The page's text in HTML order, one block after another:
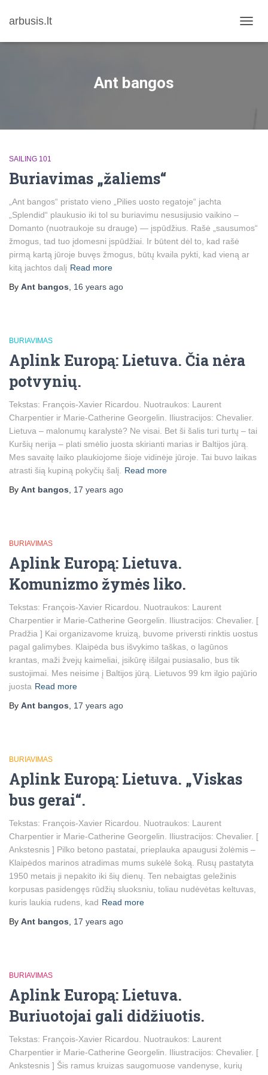
arbusis.lt
Ant bangos
SAILING 101
Buriavimas „žaliems“
„Ant bangos“ pristato vieno „Pilies uosto regatoje“ jachta
„Splendid“ plaukusio iki tol su buriavimu nesusijusio vaikino –
Domanto (nuotraukoje su drauge) — įspūdžius. Rašė „sausumos“
žmogus, tad tuo įdomesni įspūdžiai. Ir būtent dėl to, kad rašė
pirmą kartą jūroje buvęs žmogus, būtų kvaila pykti, kad vieną ar
kitą jachtos dalį Read more
By Ant bangos 16 years ago
BURIAVIMAS
Aplink Europą: Lietuva. Čia nėra
potvynių.
Tekstas: François-Xavier Ricardou. Nuotraukos: Laurent
Charpentier ir Marie-Catherine Georgelin. Iliustracijos: Chevalier.
Lietuva – malonumų karalystė? Ne visai. Bet ši šalis turi turtų – tai
Kuršių nerija – plati smėlio juosta skirianti marias ir Baltijos jūrą.
Mes savaitę laiko plaukiojome šioje vidinėje jūroje. Tai buvo laikas
atrasti šią kupiną pokyčių šalį.
Read more
By Ant bangos 17 years ago
BURIAVIMAS
Aplink Europą: Lietuva.
Komunizmo žymės liko.
Tekstas: François-Xavier Ricardou. Nuotraukos: Laurent
Charpentier ir Marie-Catherine Georgelin. Iliustracijos: Chevalier. [
Pradžia ] Kai organizavome kruizą, buvome priversti rinktis uostus
pagal galimybes. Klaipėda bus išvykimo taškas, o lagūnos
krantas, maži žvejų kaimeliai, įsikūrę išilgai pusiasalio, bus tik
sustojimai. Mes neisime į Baltijos jūrą. Lietuvos 99 km ilgio pajūrio
juosta Read more
By Ant bangos 17 years ago
BURIAVIMAS
Aplink Europą: Lietuva. „Viskas
bus gerai“.
Tekstas: François-Xavier Ricardou. Nuotraukos: Laurent
Charpentier ir Marie-Catherine Georgelin. Iliustracijos: Chevalier. [
Ankstesnis ] Pilko betono pastatai, prieplauka apaugusi žolėmis –
Klaipėdos marinos atradimas mums sukėlė šoką. Rusų pastatyta
1950 metais ji nepakito iki šių dienų. Ten nebaigtas geležinis
korpusas pasidengęs rūdžių sluoksniu, toliau nudėvėtas keltuvas,
kuris laukia rudens, kad Read more
By Ant bangos 17 years ago
BURIAVIMAS
Aplink Europą: Lietuva.
Buriuotojai gali didžiuotis.
Tekstas: François-Xavier Ricardou. Nuotraukos: Laurent
Charpentier ir Marie-Catherine Georgelin. Iliustracijos: Chevalier. [
Ankstesnis ] Šis ramus kruizas saugomuose vandenyse, kurių